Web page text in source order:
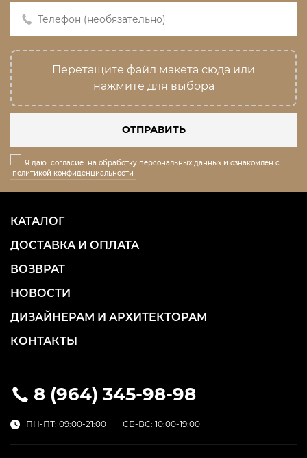
Перетащите файл макета сюда или
нажмите для выбора
ОТПРАВИТЬ
Я даю согласие на обработку персональных данных и ознакомлен с
политикой конфиденциальности
8 (964) 345-98-98
ПН-ПТ: 09:00-21:00 СБ-ВС: 10:00-19:00
КАТАЛОГ
ДОСТАВКА И ОПЛАТА
ВОЗВРАТ
НОВОСТИ
ДИЗАЙНЕРАМ И АРХИТЕКТОРАМ
КОНТАКТЫ